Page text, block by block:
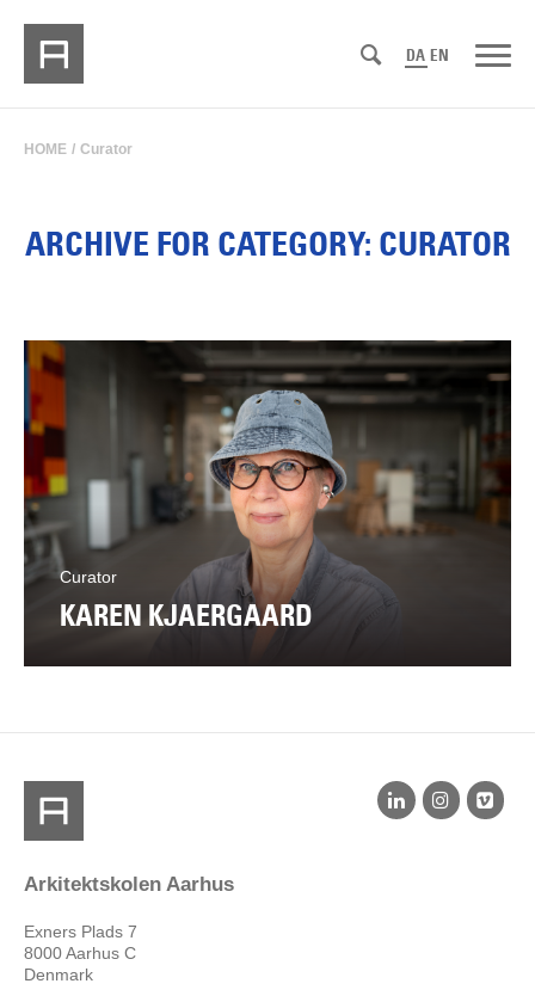
DA EN
HOME / Curator
ARCHIVE FOR CATEGORY: CURATOR
Curator
KAREN KJAERGAARD
Arkitektskolen Aarhus
Exners Plads 7
8000 Aarhus C
Denmark